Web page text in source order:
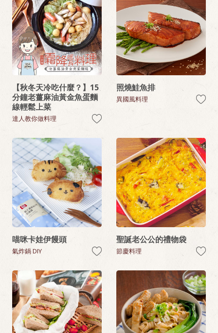
【秋冬天冷吃什麼？】15
分鐘老薑麻油黃金魚蛋麵
線輕鬆上菜
達人教你做料理
照燒鮭魚排
異國風料理
喵咪卡娃伊饅頭
氣炸鍋 DIY
聖誕老公公的禮物袋
節慶料理